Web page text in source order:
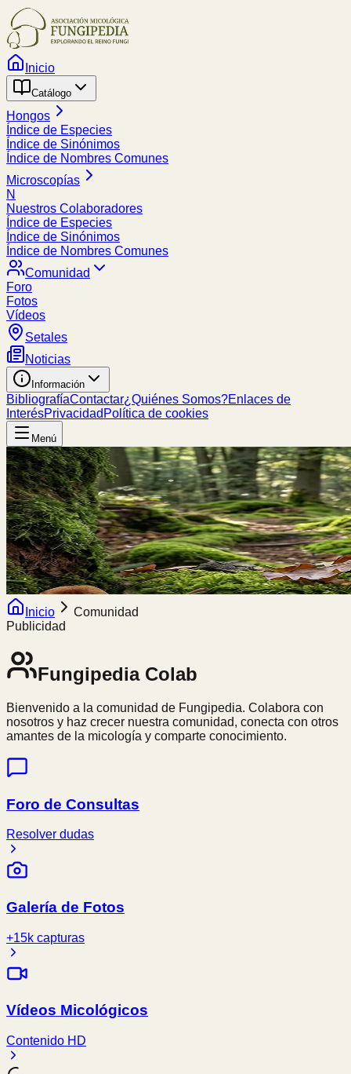
Inicio
Catálogo
Hongos
Índice de Especies
Índice de Sinónimos
Índice de Nombres Comunes
Microscopías
N
Nuestros Colaboradores
Índice de Especies
Índice de Sinónimos
Índice de Nombres Comunes
Comunidad
Foro
Fotos
Vídeos
Setales
Noticias
Información
BibliografíaContactar¿Quiénes Somos?Enlaces de
InterésPrivacidad Política de cookies
Menú
Inicio
Comunidad
Publicidad
FungipediaColab
Bienvenido a la comunidad de Fungipedia. Colabora con
nosotros y haz crecer nuestra comunidad, conecta con otros
amantes de la micología y comparte conocimiento.
Foro de Consultas
Resolver dudas
Galería de Fotos
+15k capturas
Vídeos Micológicos
Contenido HD